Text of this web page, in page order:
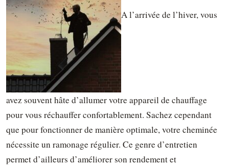
A l’arrivée de l’hiver, vous
avez souvent hâte d’allumer votre appareil de chauffage
pour vous réchauffer confortablement. Sachez cependant
que pour fonctionner de manière optimale, votre cheminée
nécessite un ramonage régulier. Ce genre d’entretien
permet d’ailleurs d’améliorer son rendement et